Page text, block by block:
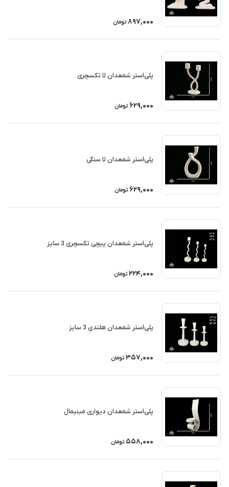
897,000 تومان
پلی‌استر شمعدان لا تکسچری
629,000 تومان
پلی‌استر شمعدان لا سنگی
629,000 تومان
پلی‌استر شمعدان پیچی تکسچری 3 سایز
224,000 تومان
پلی‌استر شمعدان هلندی 3 سایز
357,000 تومان
پلی‌استر شمعدان دیواری مینیمال
558,000 تومان